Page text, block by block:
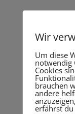
Wir
Um diese
notwendig
Cookies
brauchen
andere
erfährst